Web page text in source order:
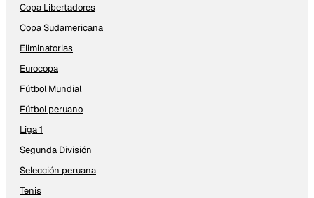
Copa Libertadores
Copa Sudamericana
Eliminatorias
Eurocopa
Fútbol Mundial
Fútbol peruano
Liga 1
Segunda División
Selección peruana
Tenis